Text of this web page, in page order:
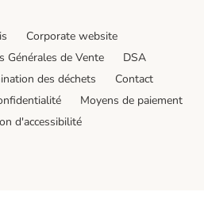
Corporate website
Générales de Vente
DSA
des déchets
Contact
Moyens de paiement
d'accessibilité